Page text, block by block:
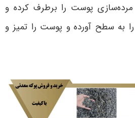
پوست را برطرف کرده و
به سطح آورده و پوست را تمیز و